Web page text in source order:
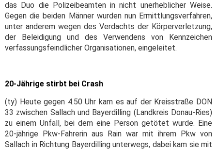
das Duo die Polizeibeamten in nicht unerheblicher Weise.
Gegen die beiden Männer wurden nun Ermittlungsverfahren,
unter anderem wegen des Verdachts der Körperverletzung,
der Beleidigung und des Verwendens von Kennzeichen
verfassungsfeindlicher Organisationen, eingeleitet.
20-Jährige stirbt bei Crash
(ty) Heute gegen 4.50 Uhr kam es auf der Kreisstraße DON
33 zwischen Sallach und Bayerdilling (Landkreis Donau-Ries)
zu einem Unfall, bei dem eine Person getötet wurde. Eine
20-jährige Pkw-Fahrerin aus Rain war mit ihrem Pkw von
Sallach in Richtung Bayerdilling unterwegs, dabei kam sie mit